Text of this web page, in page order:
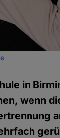
in
wenn